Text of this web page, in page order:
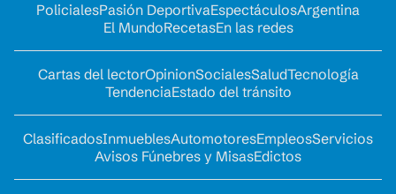
PolicialesPasión DeportivaEspectáculosArgentina
El MundoRecetasEn las redes
Cartas del lectorOpinionSocialesSaludTecnología
TendenciaEstado del tránsito
ClasificadosInmueblesAutomotoresEmpleosServicios
Avisos Fúnebres y MisasEdictos